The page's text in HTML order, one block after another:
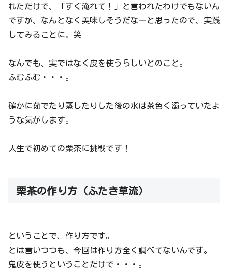
れただけで、「すぐ淹れて！」と言われたわけでもないん
ですが、なんとなく美味しそうだなーと思ったので、実践
してみることに。笑
なんでも、実ではなく皮を使うらしいとのこと。
ふむふむ・・・。
確かに茹でたり蒸したりした後の水は茶色く濁っていたよ
うな気がします。
人生で初めての栗茶に挑戦です！
栗茶の作り方（ふたき草流）
ということで、作り方です。
とは言いつつも、今回は作り方全く調べてないんです。
鬼皮を使うということだけで・・・。